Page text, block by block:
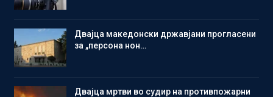
Двајца македонски државјани прогласени
за „персона нон…
Двајца мртви во судир на противпожарни